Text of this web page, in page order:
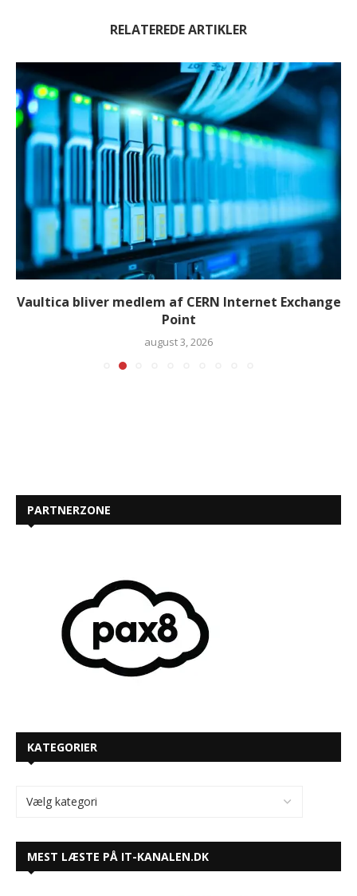
RELATEREDE ARTIKLER
Vaultica bliver medlem af CERN Internet Exchange
Point
august 3, 2026
PARTNERZONE
KATEGORIER
MEST LÆSTE PÅ IT-KANALEN.DK